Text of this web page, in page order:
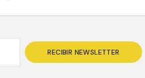
RECIBIR NEWSLETTER